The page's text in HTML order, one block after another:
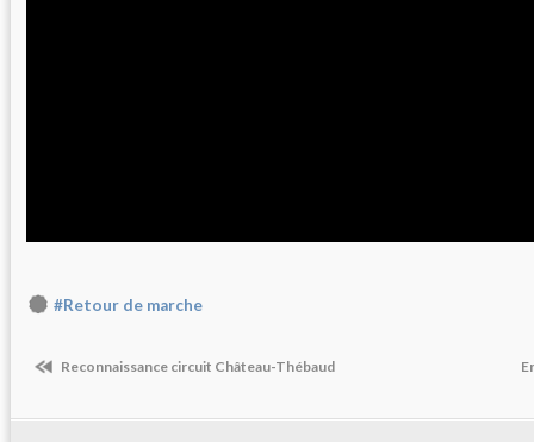
#Retour de marche
Reconnaissance circuit Château-Thébaud